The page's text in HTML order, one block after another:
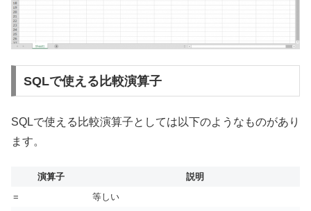
SQLで使える比較演算子
SQLで使える比較演算子としては以下のようなものがあり
ます。
演算子
説明
=
等しい